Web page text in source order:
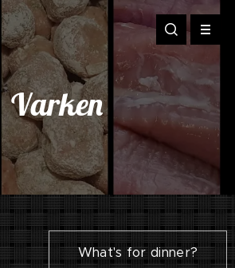
Varken
What's for dinner?